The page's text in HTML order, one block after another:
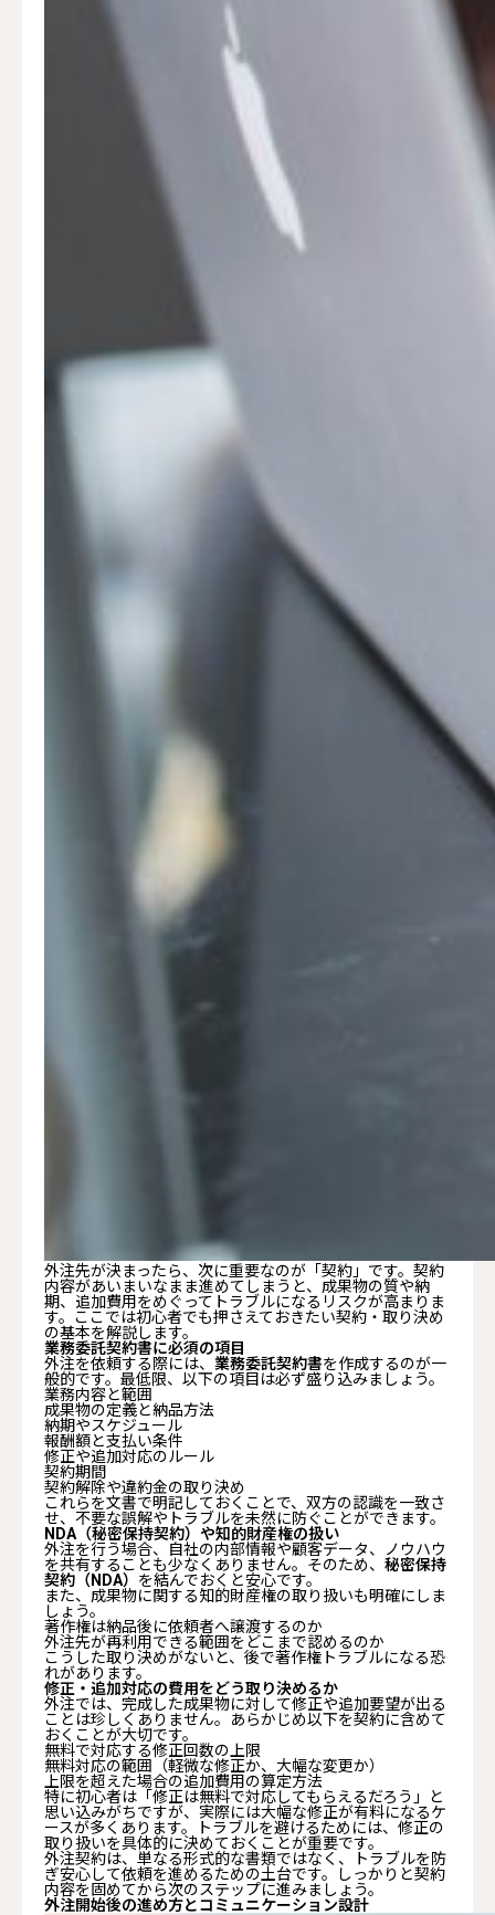
外注先が決まったら、次に重要なのが「契約」です。契約
内容があいまいなまま進めてしまうと、成果物の質や納
期、追加費用をめぐってトラブルになるリスクが高まりま
す。ここでは初心者でも押さえておきたい契約・取り決め
の基本を解説します。
業務委託契約書に必須の項目
外注を依頼する際には、 業務委託契約書を作成するのが一
般的です。最低限、以下の項目は必ず盛り込みましょう。
業務内容と範囲
成果物の定義と納品方法
納期やスケジュール
報酬額と支払い条件
修正や追加対応のルール
契約期間
契約解除や違約金の取り決め
これらを文書で明記しておくことで、双方の認識を一致さ
せ、不要な誤解やトラブルを未然に防ぐことができます。
NDA（秘密保持契約）や知的財産権の扱い
外注を行う場合、自社の内部情報や顧客データ、ノウハウ
を共有することも少なくありません。そのため、 秘密保持
契約（NDA） を結んでおくと安心です。
また、成果物に関する知的財産権の取り扱いも明確にしま
しょう。
著作権は納品後に依頼者へ譲渡するのか
外注先が再利用できる範囲をどこまで認めるのか
こうした取り決めがないと、後で著作権トラブルになる恐
れがあります。
修正・追加対応の費用をどう取り決めるか
外注では、完成した成果物に対して修正や追加要望が出る
ことは珍しくありません。あらかじめ以下を契約に含めて
おくことが大切です。
無料で対応する修正回数の上限
無料対応の範囲（軽微な修正か、大幅な変更か）
上限を超えた場合の追加費用の算定方法
特に初心者は「修正は無料で対応してもらえるだろう」と
思い込みがちですが、実際には大幅な修正が有料になるケ
ースが多くあります。トラブルを避けるためには、修正の
取り扱いを具体的に決めておくことが重要です。
外注契約は、単なる形式的な書類ではなく、トラブルを防
ぎ安心して依頼を進めるための土台です。しっかりと契約
内容を固めてから次のステップに進みましょう。
外注開始後の進め方とコミュニケーション設計